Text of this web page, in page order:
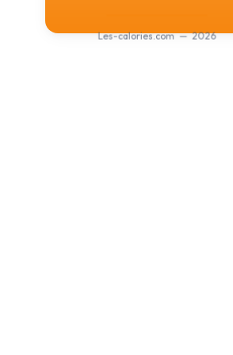
Les-calories.com — 2026